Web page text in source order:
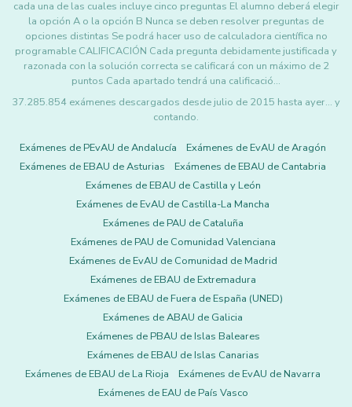
cada una de las cuales incluye cinco preguntas El alumno deberá elegir
la opción A o la opción B Nunca se deben resolver preguntas de
opciones distintas Se podrá hacer uso de calculadora científica no
programable CALIFICACIÓN Cada pregunta debidamente justificada y
razonada con la solución correcta se calificará con un máximo de 2
puntos Cada apartado tendrá una calificació…
37.285.854 exámenes descargados desde julio de 2015 hasta ayer... y
contando.
Exámenes de PEvAU de Andalucía
Exámenes de EvAU de Aragón
Exámenes de EBAU de Asturias
Exámenes de EBAU de Cantabria
Exámenes de EBAU de Castilla y León
Exámenes de EvAU de Castilla-La Mancha
Exámenes de PAU de Cataluña
Exámenes de PAU de Comunidad Valenciana
Exámenes de EvAU de Comunidad de Madrid
Exámenes de EBAU de Extremadura
Exámenes de EBAU de Fuera de España (UNED)
Exámenes de ABAU de Galicia
Exámenes de PBAU de Islas Baleares
Exámenes de EBAU de Islas Canarias
Exámenes de EBAU de La Rioja
Exámenes de EvAU de Navarra
Exámenes de EAU de País Vasco